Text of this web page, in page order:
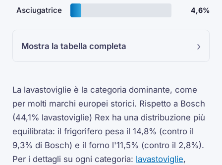
Asciugatrice 4,6%
Mostra la tabella completa
La lavastoviglie è la categoria dominante, come
per molti marchi europei storici. Rispetto a Bosch
(44,1% lavastoviglie) Rex ha una distribuzione più
equilibrata: il frigorifero pesa il 14,8% (contro il
9,3% di Bosch) e il forno l'11,5% (contro il 2,8%).
Per i dettagli su ogni categoria: lavastoviglie,